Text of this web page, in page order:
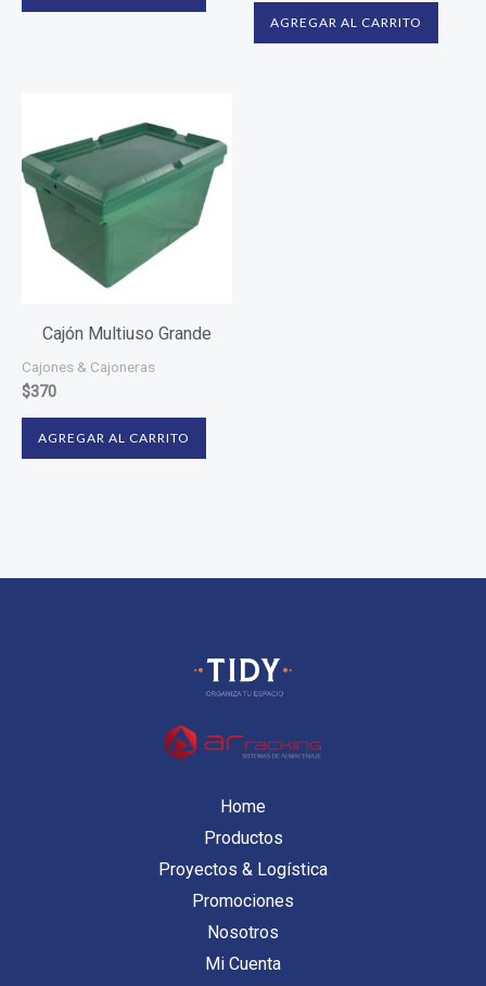
AGREGAR AL CARRITO
Cajón Multiuso Grande
Cajones & Cajoneras
$370
AGREGAR AL CARRITO
Home
Productos
Proyectos & Logística
Promociones
Nosotros
Mi Cuenta